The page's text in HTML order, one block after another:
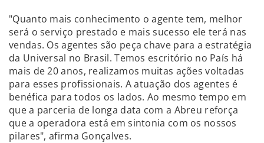
"Quanto mais conhecimento o agente tem, melhor
será o serviço prestado e mais sucesso ele terá nas
vendas. Os agentes são peça chave para a estratégia
da Universal no Brasil. Temos escritório no País há
mais de 20 anos, realizamos muitas ações voltadas
para esses profissionais. A atuação dos agentes é
benéfica para todos os lados. Ao mesmo tempo em
que a parceria de longa data com a Abreu reforça
que a operadora está em sintonia com os nossos
pilares", afirma Gonçalves.